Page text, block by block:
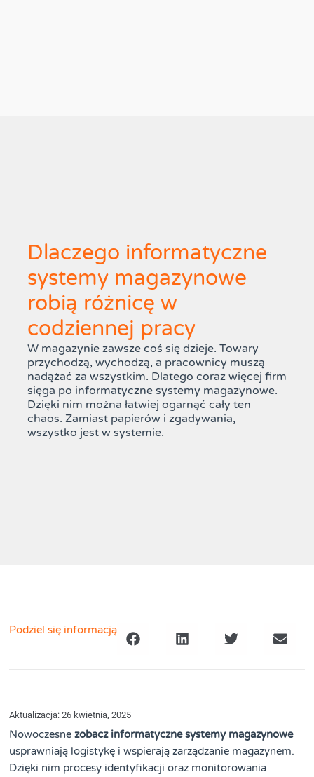
Dlaczego informatyczne
systemy magazynowe
robią różnicę w
codziennej pracy
W magazynie zawsze coś się dzieje. Towary
przychodzą, wychodzą, a pracownicy muszą
nadążać za wszystkim. Dlatego coraz więcej firm
sięga po informatyczne systemy magazynowe.
Dzięki nim można łatwiej ogarnąć cały ten
chaos. Zamiast papierów i zgadywania,
wszystko jest w systemie.
Podziel się informacją
Aktualizacja: 26 kwietnia, 2025
Nowoczesnezobacz informatyczne systemy magazynowe
usprawniają logistykę i wspierają zarządzanie magazynem.
Dzięki nim procesy identyfikacji oraz monitorowania